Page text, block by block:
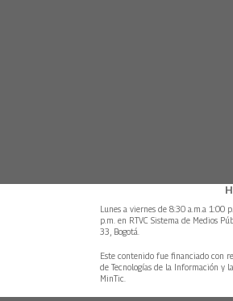
Lunes a viernes de 8:30 a.m.a 1:00
p.m. en RTVC Sistema de Medios
33, Bogotá.
Este contenido fue financiado con
de Tecnologías de la Información y
MinTic.